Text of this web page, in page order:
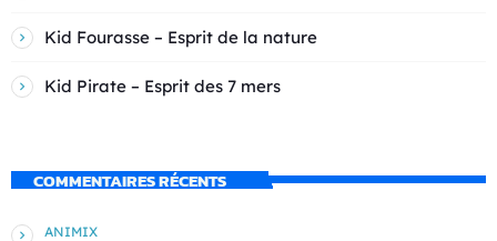
Kid Fourasse – Esprit de la nature
Kid Pirate – Esprit des 7 mers
COMMENTAIRES RÉCENTS
ANIMIX